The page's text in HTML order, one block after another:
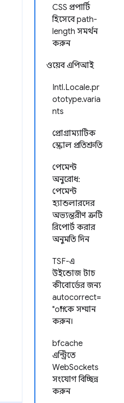
CSS প্রপার্টি
হিসেবে path-
length সমর্থন
করুন
ওয়েব এপিআই
Intl.Locale.pr
ototype.varia
nts
প্রোগ্রাম্যাটিক
স্ক্রোল প্রতিশ্রুতি
পেমেন্ট
অনুরোধ:
পেমেন্ট
হ্যান্ডলারদের
অভ্যন্তরীণ ত্রুটি
রিপোর্ট করার
অনুমতি দিন
TSF-এ
উইন্ডোজ টাচ
কীবোর্ডের জন্য
autocorrect=
"off" কে সম্মান
করুন।
bfcache
এন্ট্রিতে
WebSockets
সংযোগ বিচ্ছিন্ন
করুন